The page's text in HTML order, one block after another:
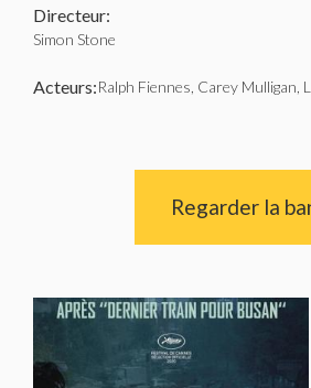
Directeur:
Simon Stone
Acteurs:Ralph Fiennes, Carey Mulligan,
Regarder la